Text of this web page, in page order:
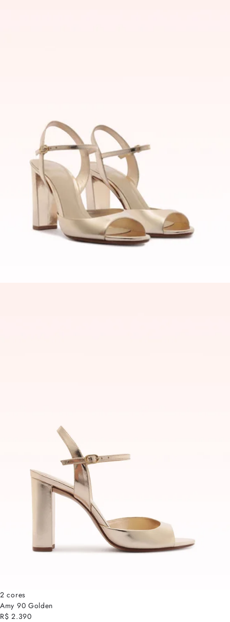
2 cores
Amy 90 Golden
R$ 2.390